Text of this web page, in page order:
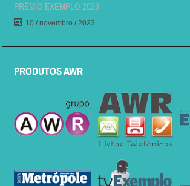
PRÊMIO EXEMPLO 2023
10 / novembro / 2023
PRODUTOS AWR